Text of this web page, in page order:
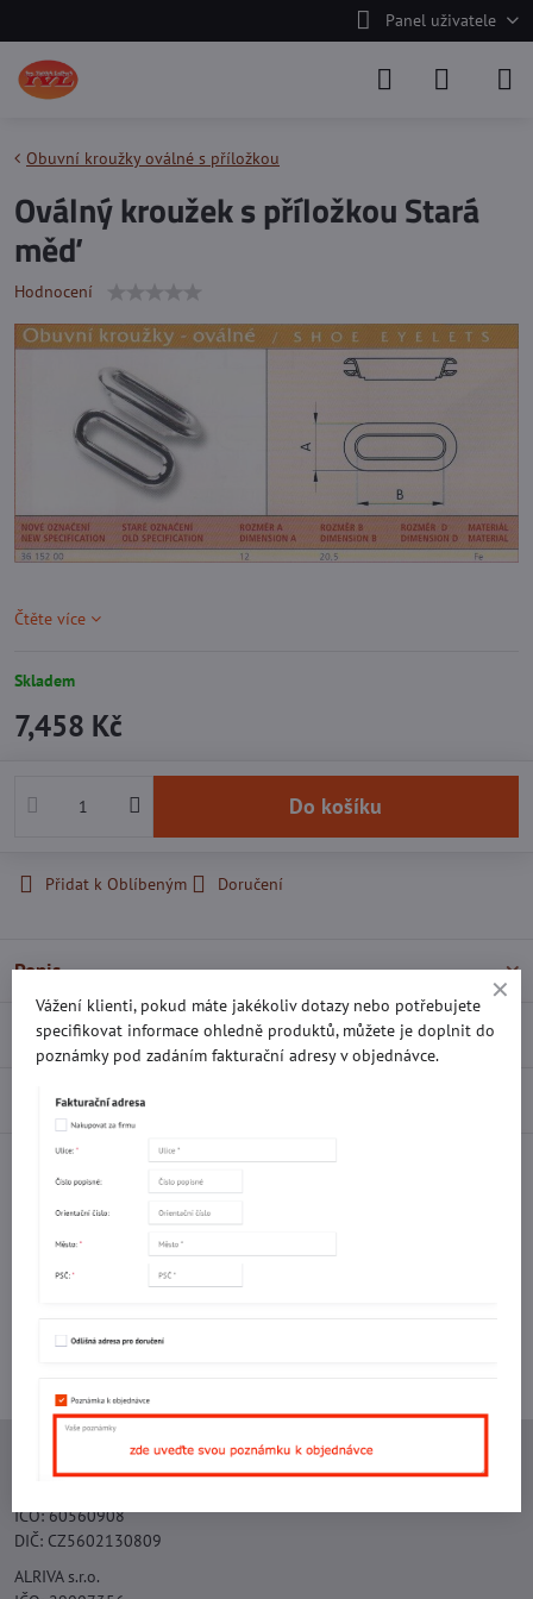
Panel uživatele
Obuvní kroužky oválné s příložkou
Oválný kroužek s příložkou Stará
měď
Hodnocení
Čtěte více
Skladem
7,458 Kč
Do košíku
Přidat k Oblíbeným Doručení
Popis
Recenze 0
Diskuse 0
Facebook TwitterBluesky
Potřebujete poradit s objednávkou?
Kontaktujte nás:
+420 577 523 563
Ing. Vojtěch Lečbych - IVL
IČO: 60560908
DIČ: CZ5602130809
ALRIVA s.r.o.
Vážení klienti, pokud máte jakékoliv dotazy nebo potřebujete
specifikovat informace ohledně produktů, můžete je doplnit do
poznámky pod zadáním fakturační adresy v objednávce.